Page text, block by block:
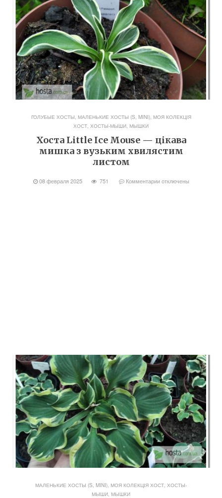
ГОЛУБЫЕ ХОСТЫ, МАЛЕНЬКИЕ ХОСТЫ (S, MINI), МОЯ КОЛЕКЦІЯ
ХОСТ, ХОСТЫ-МЫШИ, МЫШКИ
Хоста Little Ice Mouse — цікава
мишка з вузьким хвилястим
листом
08 февраля 2025 751 Комментарииотключены
МАЛЕНЬКИЕ ХОСТЫ (S, MINI), МОЯ КОЛЕКЦІЯ ХОСТ, ХОСТЫ-
МЫШИ, МЫШКИ